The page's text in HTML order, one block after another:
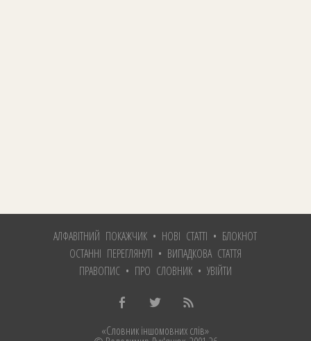
АЛФАВІТНИЙ ПОКАЖЧИК • НОВІ СТАТТІ • БЛОКНОТ
ОСТАННІ ПЕРЕГЛЯНУТІ • ВИПАДКОВА СТАТТЯ
ПРАВОПИС• ПРО СЛОВНИК• УВІЙТИ
«Словник іншомовних слів»